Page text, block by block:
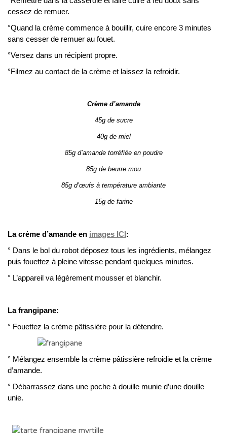
cessez de remuer.
°Quand la crème commence à bouillir, cuire encore 3 minutes
sans cesser de remuer au fouet.
°Versez dans un récipient propre.
°Filmez au contact de la crème et laissez la refroidir.
Crème d’amande
45g de sucre
40g de miel
85g d’amande torréfiée en poudre
85g de beurre mou
85g d’œufs à température ambiante
15g de farine
La crème d’amande en images ICI:
° Dans le bol du robot déposez tous les ingrédients, mélangez
puis fouettez à pleine vitesse pendant quelques minutes.
° L’appareil va légèrement mousser et blanchir.
La frangipane:
° Fouettez la crème pâtissière pour la détendre.
° Mélangez ensemble la crème pâtissière refroidie et la crème
d’amande.
° Débarrassez dans une poche à douille munie d’une douille
unie.